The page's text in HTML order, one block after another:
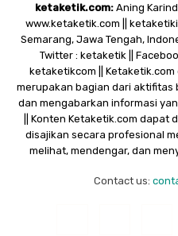
ketaketik.com: Aning
www.ketaketik.com ||
Semarang, Jawa Tengah,
Twitter : ketaketik ||
ketaketikcom ||
merupakan bagian dari aktifitas
dan mengabarkan informasi
|| Konten Ketaketik.com
disajikan secara profesional
melihat, mendengar, dan
Contact us: